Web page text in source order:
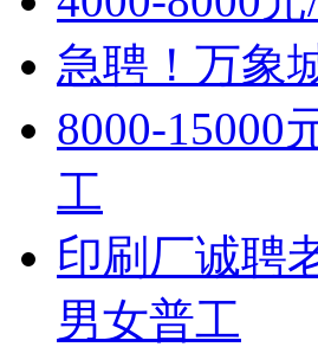
急聘！万象
8000-15000
工
印刷厂诚聘
男女普工